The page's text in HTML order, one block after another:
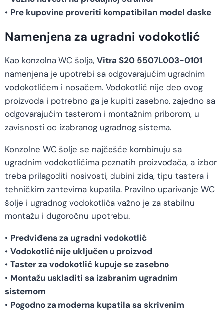
• Pre kupovine proveriti kompatibilan model daske
Namenjena za ugradni vodokotlić
Kao konzolna WC šolja, Vitra S20 5507L003-0101
namenjena je upotrebi sa odgovarajućim ugradnim
vodokotlićem i nosačem. Vodokotlić nije deo ovog
proizvoda i potrebno ga je kupiti zasebno, zajedno sa
odgovarajućim tasterom i montažnim priborom, u
zavisnosti od izabranog ugradnog sistema.
Konzolne WC šolje se najčešće kombinuju sa
ugradnim vodokotlićima poznatih proizvođača, a izbor
treba prilagoditi nosivosti, dubini zida, tipu tastera i
tehničkim zahtevima kupatila. Pravilno uparivanje WC
šolje i ugradnog vodokotlića važno je za stabilnu
montažu i dugoročnu upotrebu.
• Predviđena za ugradni vodokotlić
• Vodokotlić nije uključen u proizvod
• Taster za vodokotlić kupuje se zasebno
• Montažu uskladiti sa izabranim ugradnim
sistemom
• Pogodno za moderna kupatila sa skrivenim